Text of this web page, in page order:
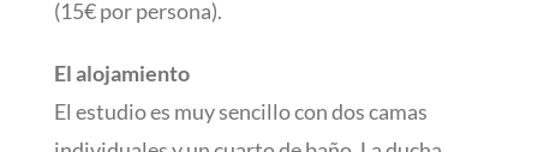
(15€ por persona).
El alojamiento
El estudio es muy sencillo con dos camas